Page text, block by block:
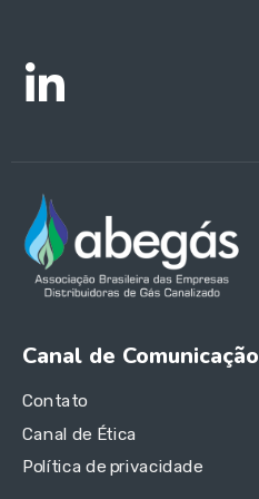
Canal de Comunicação
Contato
Canal de Ética
Política de privacidade